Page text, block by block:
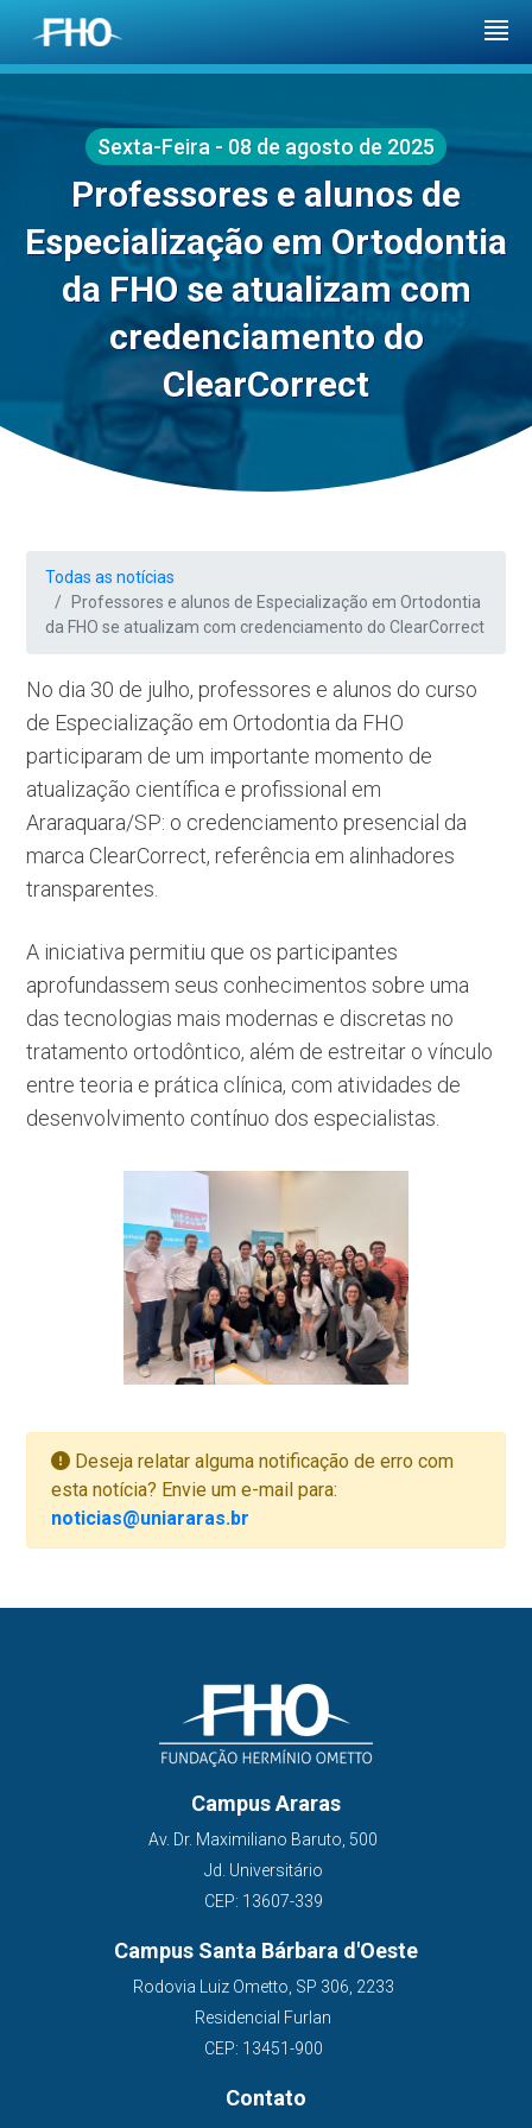
Sexta-Feira - 08 de agosto de 2025
Professores e alunos de
Especialização em Ortodontia
da FHO se atualizam com
credenciamento do
ClearCorrect
Todas as notícias
Professores e alunos de Especialização em Ortodontia
da FHO se atualizam com credenciamento do ClearCorrect
No dia 30 de julho, professores e alunos do curso
de Especialização em Ortodontia da FHO
participaram de um importante momento de
atualização científica e profissional em
Araraquara/SP: o credenciamento presencial da
marca ClearCorrect, referência em alinhadores
transparentes.
A iniciativa permitiu que os participantes
aprofundassem seus conhecimentos sobre uma
das tecnologias mais modernas e discretas no
tratamento ortodôntico, além de estreitar o vínculo
entre teoria e prática clínica, com atividades de
desenvolvimento contínuo dos especialistas.
Deseja relatar alguma notificação de erro com
esta notícia? Envie um e-mail para:
noticias@uniararas.br
Campus Araras
Av. Dr. Maximiliano Baruto, 500
Jd. Universitário
CEP: 13607-339
Campus Santa Bárbara d'Oeste
Rodovia Luiz Ometto, SP 306, 2233
Residencial Furlan
CEP: 13451-900
Contato